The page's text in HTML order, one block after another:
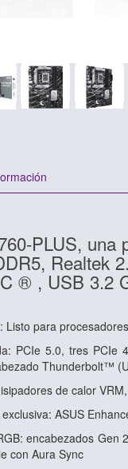
PLUS, una
Realtek
® , USB 3.2
para
PCIe 5.0, tres
Thunderbolt™
de calor
ASUS
encabezados
con Aura Sync